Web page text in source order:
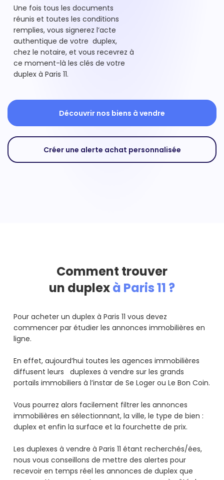
Une fois tous les documents
réunis et toutes les conditions
remplies, vous signerez l’acte
authentique de votre duplex,
chez le notaire, et vous recevrez à
ce moment-là les clés de votre
duplex à Paris 11.
Découvrir nos biens à vendre
Créer une alerte achat personnalisée
Comment trouver
un duplexà Paris 11 ?
Pour acheter un duplex à Paris 11 vous devez
commencer par étudier les annonces immobilières en
ligne.
En effet, aujourd’hui toutes les agences immobilières
diffusent leurs duplexes à vendre sur les grands
portails immobiliers à l’instar de Se Loger ou Le Bon Coin.
Vous pourrez alors facilement filtrer les annonces
immobilières en sélectionnant, la ville, le type de bien :
duplex et enfin la surface et la fourchette de prix.
Les duplexes à vendre à Paris 11 étant recherchés/ées,
nous vous conseillons de mettre des alertes pour
recevoir en temps réel les annonces de duplex que